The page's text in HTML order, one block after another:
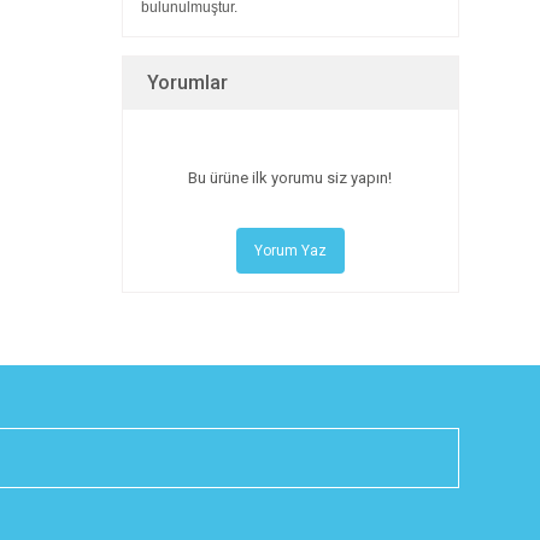
bulunulmuştur.
Yorumlar
Bu ürüne ilk yorumu siz yapın!
Yorum Yaz